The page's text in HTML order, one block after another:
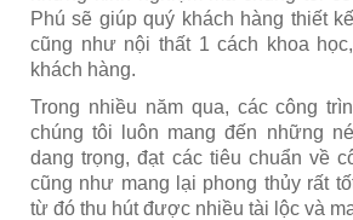
Phú sẽ giúp quý khách hàng thiết
cũng như nội thất 1 cách khoa
khách hàng.
Trong nhiều năm qua, các công
chúng tôi luôn mang đến những
dang trọng, đạt các tiêu chuẩn về
cũng như mang lại phong thủy rất
từ đó thu hút được nhiều tài lộc và